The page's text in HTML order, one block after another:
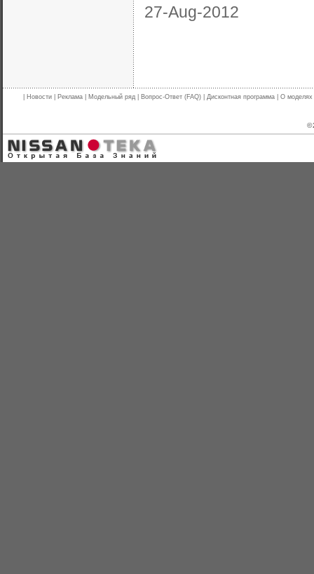
27-Aug-2012
Новости Реклама Модельный ряд Вопрос-Ответ (FAQ) Дисконтная программа О моделях
©